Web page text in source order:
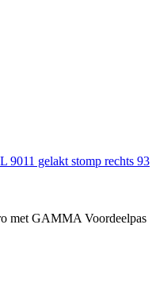
gelakt stomp rechts 93
met GAMMA Voordeelpas